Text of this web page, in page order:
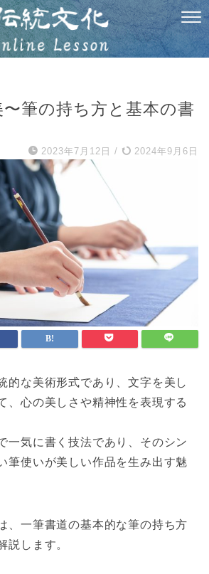
筆の持ち方と基本の書
2023年7月12日 / 2024年9月6日
的な美術形式であり、文字を美し
、心の美しさや精神性を表現する
一気に書く技法であり、そのシン
筆使いが美しい作品を生み出す魅
、一筆書道の基本的な筆の持ち方
説します。